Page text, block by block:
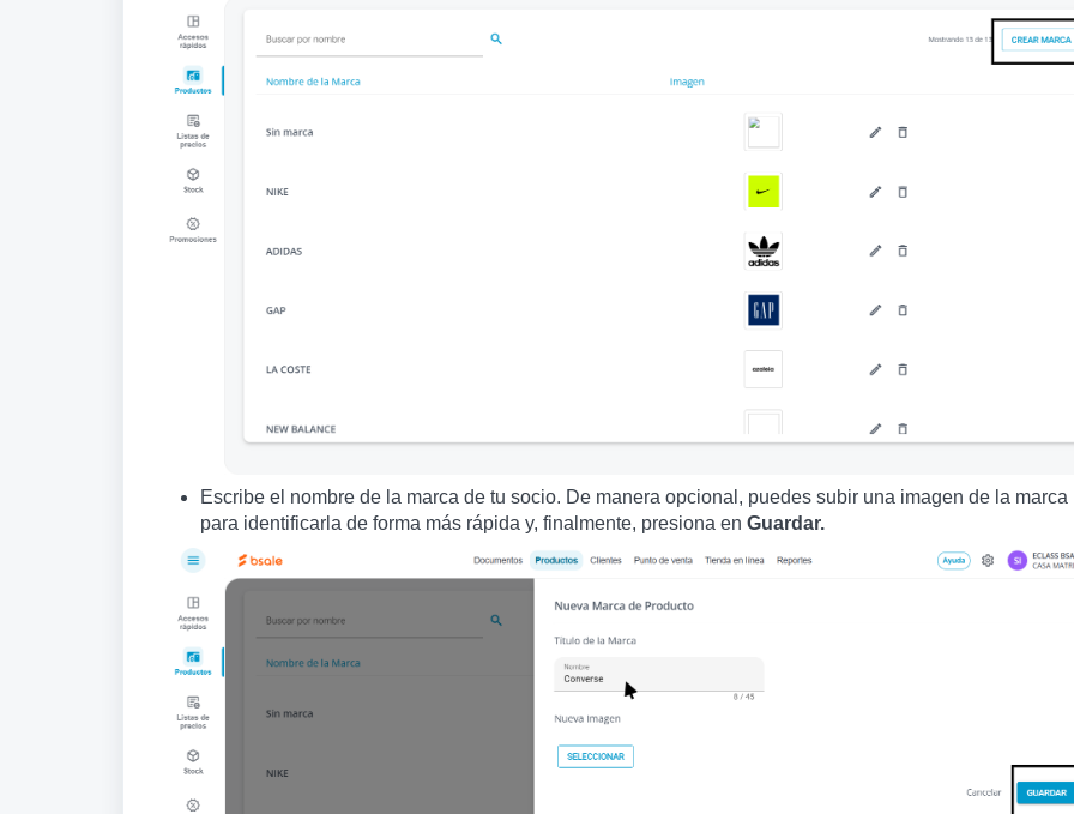
Escribe el nombre de la marca de tu socio. De manera opcional, puedes subir una imagen de la marca
para identificarla de forma más rápida y, finalmente, presiona en Guardar.